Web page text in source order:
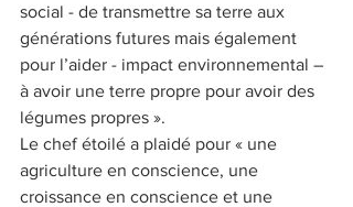
social - de transmettre sa terre aux
générations futures mais également
pour l’aider - impact environnemental –
à avoir une terre propre pour avoir des
légumes propres ».
Le chef étoilé a plaidé pour « une
agriculture en conscience, une
croissance en conscience et une